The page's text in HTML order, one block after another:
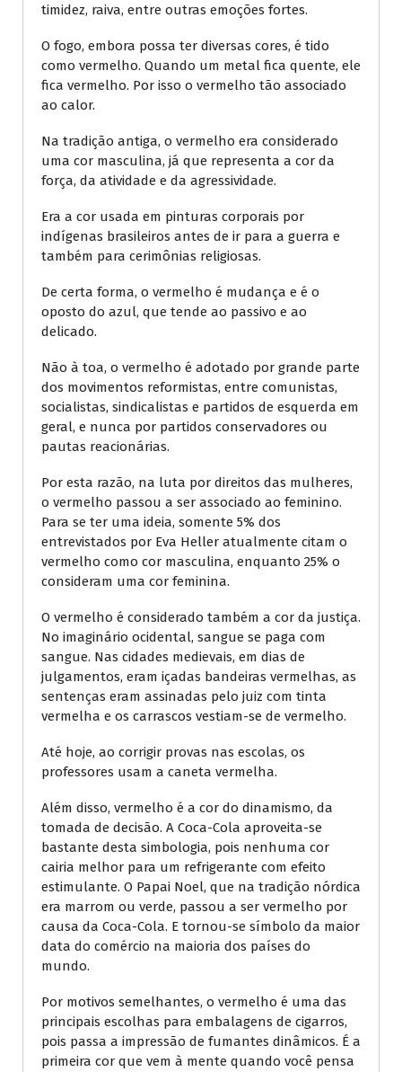
timidez, raiva, entre outras emoções fortes.
O fogo, embora possa ter diversas cores, é tido
como vermelho. Quando um metal fica quente, ele
fica vermelho. Por isso o vermelho tão associado
ao calor.
Na tradição antiga, o vermelho era considerado
uma cor masculina, já que representa a cor da
força, da atividade e da agressividade.
Era a cor usada em pinturas corporais por
indígenas brasileiros antes de ir para a guerra e
também para cerimônias religiosas.
De certa forma, o vermelho é mudança e é o
oposto do azul, que tende ao passivo e ao
delicado.
Não à toa, o vermelho é adotado por grande parte
dos movimentos reformistas, entre comunistas,
socialistas, sindicalistas e partidos de esquerda em
geral, e nunca por partidos conservadores ou
pautas reacionárias.
Por esta razão, na luta por direitos das mulheres,
o vermelho passou a ser associado ao feminino.
Para se ter uma ideia, somente 5% dos
entrevistados por Eva Heller atualmente citam o
vermelho como cor masculina, enquanto 25% o
consideram uma cor feminina.
O vermelho é considerado também a cor da justiça.
No imaginário ocidental, sangue se paga com
sangue. Nas cidades medievais, em dias de
julgamentos, eram içadas bandeiras vermelhas, as
sentenças eram assinadas pelo juiz com tinta
vermelha e os carrascos vestiam-se de vermelho.
Até hoje, ao corrigir provas nas escolas, os
professores usam a caneta vermelha.
Além disso, vermelho é a cor do dinamismo, da
tomada de decisão. A Coca-Cola aproveita-se
bastante desta simbologia, pois nenhuma cor
cairia melhor para um refrigerante com efeito
estimulante. O Papai Noel, que na tradição nórdica
era marrom ou verde, passou a ser vermelho por
causa da Coca-Cola. E tornou-se símbolo da maior
data do comércio na maioria dos países do
mundo.
Por motivos semelhantes, o vermelho é uma das
principais escolhas para embalagens de cigarros,
pois passa a impressão de fumantes dinâmicos. É a
primeira cor que vem à mente quando você pensa